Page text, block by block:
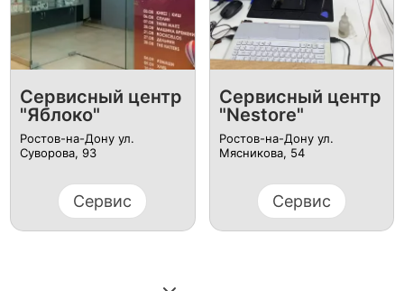
Сервисный центр
"Яблоко"
Ростов-на-Дону ул.
Суворова, 93
Сервис
Сервисный центр
"Nestore"
Ростов-на-Дону ул.
Мясникова, 54
Сервис